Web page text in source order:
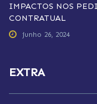
IMPACTOS NOS
CONTRATUAL
junho 26, 2024
EXTRA